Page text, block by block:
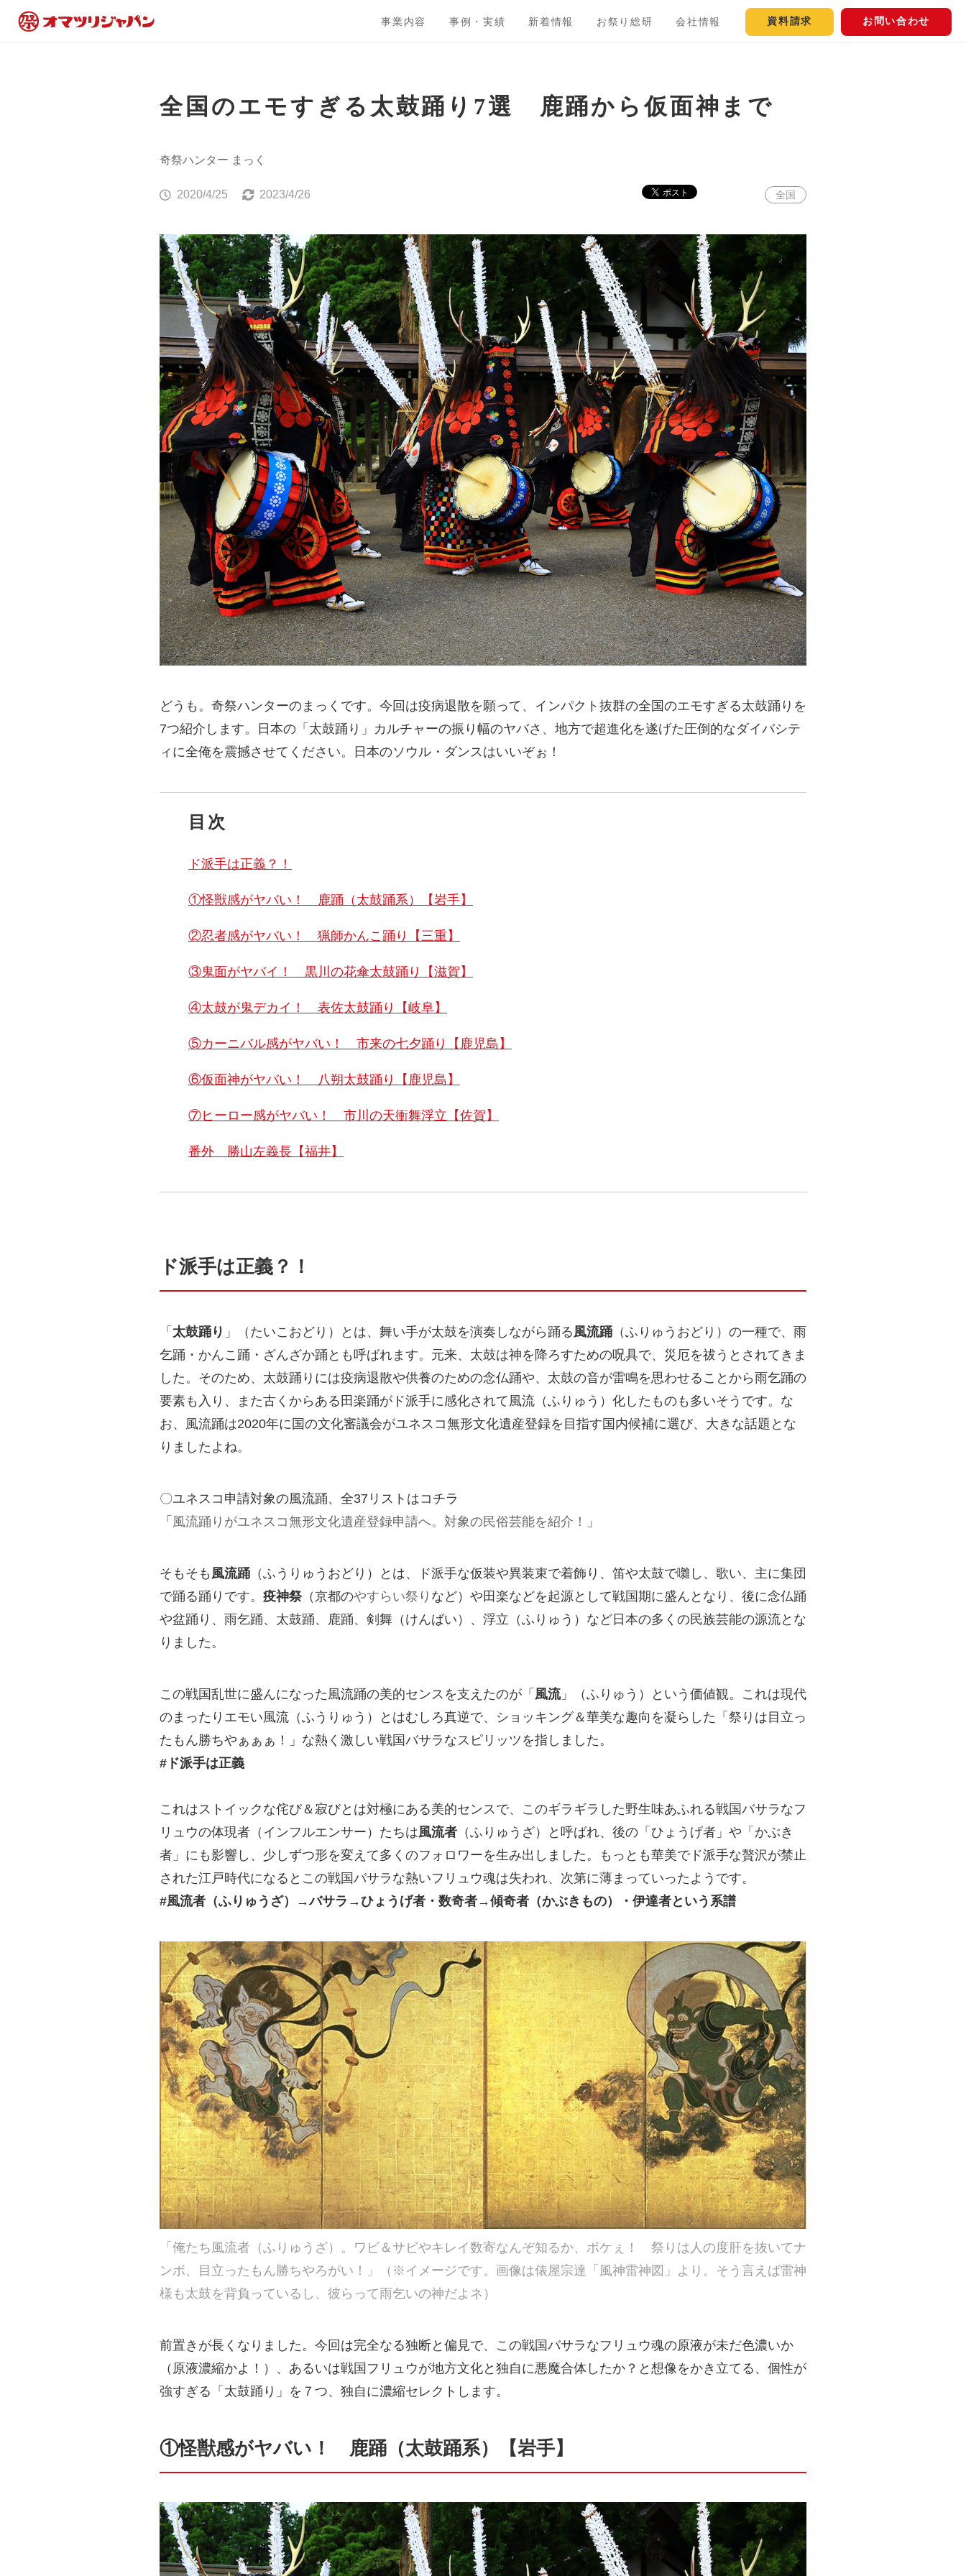
事業内容 事例・実績 新着情報 お祭り総研 会社情報 資料請求 お問い合わせ
全国のエモすぎる太鼓踊り7選 鹿踊から仮面神まで
奇祭ハンター まっく
2020/4/25 2023/4/26 全国
どうも。奇祭ハンターのまっくです。今回は疫病退散を願って、インパクト抜群の全国のエモすぎる太鼓踊りを
7つ紹介します。日本の「太鼓踊り」カルチャーの振り幅のヤバさ、地方で超進化を遂げた圧倒的なダイバシテ
ィに全俺を震撼させてください。日本のソウル・ダンスはいいぞぉ！
目次
ド派手は正義？！
①怪獣感がヤバい！ 鹿踊（太鼓踊系）【岩手】
②忍者感がヤバい！ 猟師かんこ踊り【三重】
③鬼面がヤバイ！ 黒川の花傘太鼓踊り【滋賀】
④太鼓が鬼デカイ！ 表佐太鼓踊り【岐阜】
⑤カーニバル感がヤバい！ 市来の七夕踊り【鹿児島】
⑥仮面神がヤバい！ 八朔太鼓踊り【鹿児島】
⑦ヒーロー感がヤバい！ 市川の天衝舞浮立【佐賀】
番外 勝山左義長【福井】
ド派手は正義？！
「 太鼓踊り 」（たいこおどり）とは、舞い手が太鼓を演奏しながら踊る風流踊 （ふりゅうおどり）の一種で、雨
乞踊・かんこ踊・ざんざか踊とも呼ばれます。元来、太鼓は神を降ろすための呪具で、災厄を祓うとされてきま
した。そのため、太鼓踊りには疫病退散や供養のための念仏踊や、太鼓の音が雷鳴を思わせることから雨乞踊の
要素も入り、また古くからある田楽踊がド派手に感化されて風流（ふりゅう）化したものも多いそうです。な
お、風流踊は2020年に国の文化審議会がユネスコ無形文化遺産登録を目指す国内候補に選び、大きな話題とな
りましたよね。
〇ユネスコ申請対象の風流踊、全37リストはコチラ
「 風流踊りがユネスコ無形文化遺産登録申請へ。対象の民俗芸能を紹介！ 」
そもそも 風流踊 （ふうりゅうおどり）とは、ド派手な仮装や異装束で着飾り、笛や太鼓で囃し、歌い、主に集団
で踊る踊りです。 疫神祭（京都のやすらい祭り など）や田楽などを起源として戦国期に盛んとなり、後に念仏踊
や盆踊り、雨乞踊、太鼓踊、鹿踊、剣舞（けんばい）、浮立（ふりゅう）など日本の多くの民族芸能の源流とな
りました。
この戦国乱世に盛んになった風流踊の美的センスを支えたのが「 風流」（ふりゅう）という価値観。これは現代
のまったりエモい風流（ふうりゅう）とはむしろ真逆で、ショッキング＆華美な趣向を凝らした「祭りは目立っ
たもん勝ちやぁぁぁ！」な熱く激しい戦国バサラなスピリッツを指しました。
#ド派手は正義
これはストイックな侘び＆寂びとは対極にある美的センスで、このギラギラした野生味あふれる戦国バサラなフ
リュウの体現者（インフルエンサー）たちは風流者 （ふりゅうざ）と呼ばれ、後の「ひょうげ者」や「かぶき
者」にも影響し、少しずつ形を変えて多くのフォロワーを生み出しました。もっとも華美でド派手な贅沢が禁止
された江戸時代になるとこの戦国バサラな熱いフリュウ魂は失われ、次第に薄まっていったようです。
#風流者（ふりゅうざ）→バサラ→ひょうげ者・数奇者→傾奇者（かぶきもの）・伊達者という系譜
「俺たち風流者（ふりゅうざ）。ワビ＆サビやキレイ数寄なんぞ知るか、ボケぇ！ 祭りは人の度肝を抜いてナ
ンボ、目立ったもん勝ちやろがい！」（※イメージです。画像は俵屋宗達「風神雷神図」より。そう言えば雷神
様も太鼓を背負っているし、彼らって雨乞いの神だよネ）
前置きが長くなりました。今回は完全なる独断と偏見で、この戦国バサラなフリュウ魂の原液が未だ色濃いか
（原液濃縮かよ！）、あるいは戦国フリュウが地方文化と独自に悪魔合体したか？と想像をかき立てる、個性が
強すぎる「太鼓踊り」を７つ、独自に濃縮セレクトします。
①怪獣感がヤバい！ 鹿踊（太鼓踊系）【岩手】